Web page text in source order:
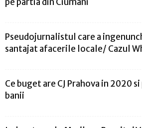
Pseudojurnalistul care a
santajat afacerile locale/ Cazul
Ce buget are CJ Prahova in 2020
banii